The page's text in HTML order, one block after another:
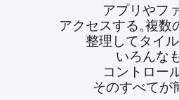
アプリやフ
アクセスする。複数
整理してタイ
いろんな
コントロー
そのすべてが